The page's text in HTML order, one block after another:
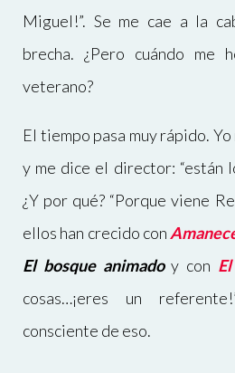
Miguel!”. Se me cae a la
brecha. ¿Pero cuándo me
veterano?
El tiempo pasa muy rápido.
y me dice el director: “están
¿Y por qué? “Porque viene
ellos han crecido con
El bosque animadoy con
cosas…¡eres un
consciente de eso.